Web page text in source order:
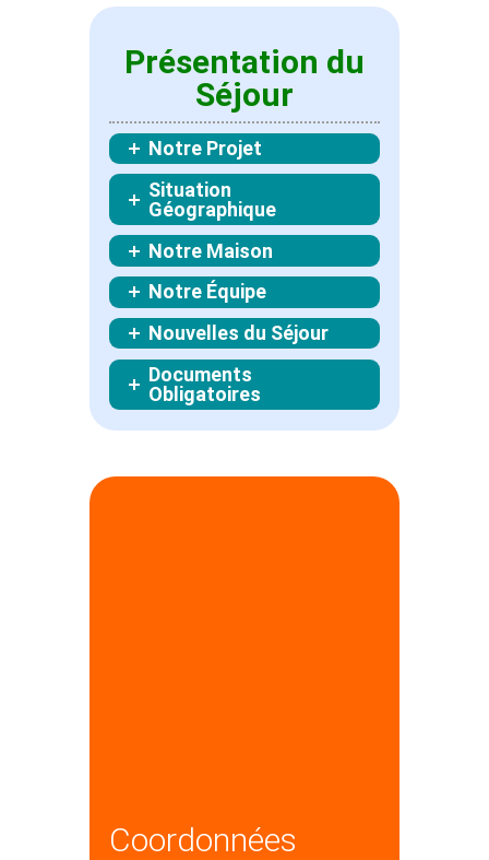
Présentation du
Séjour
Notre Projet
Situation
Géographique
Notre Maison
Notre Équipe
Nouvelles du Séjour
Documents
Obligatoires
Notre centre
Coordonnées